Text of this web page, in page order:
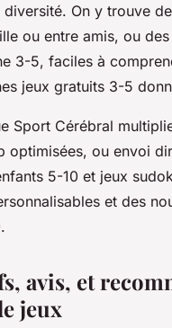
On y trouve
ou entre amis, ou
3-5, faciles à
jeux gratuits 3-5
Sport Cérébral
optimisées, ou envoi
5-10 et jeux
et des
avis, et
jeux